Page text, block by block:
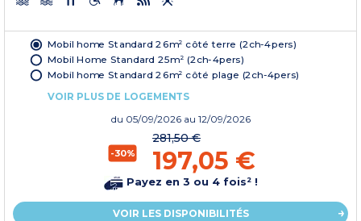
Mobil home Standard 26m² côté terre (2ch-4pers)
Mobil Home Standard 25m² (2ch-4pers)
Mobil home Standard 26m² côté plage (2ch-4pers)
VOIR PLUS DE LOGEMENTS
du 05/09/2026 au 12/09/2026
-30%
281,50 €
197,05 €
Payez en 3 ou 4 fois² !
VOIR LES DISPONIBILITÉS